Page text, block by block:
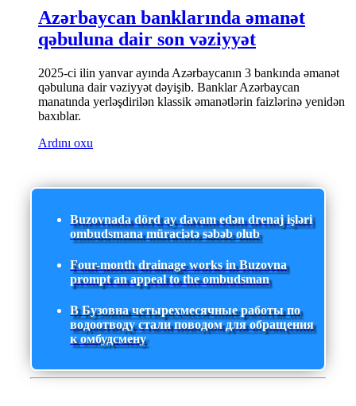
Azərbaycan banklarında əmanət
qəbuluna dair son vəziyyət
2025-ci ilin yanvar ayında Azərbaycanın 3 bankında əmanət
qəbuluna dair vəziyyət dəyişib. Banklar Azərbaycan
manatında yerləşdirilən klassik əmanətlərin faizlərinə yenidən
baxıblar.
Ardını oxu
Buzovnada dörd ay davam edən drenaj işləri
ombudsmana müraciətə səbəb olub
Four-month drainage works in Buzovna
prompt an appeal to the ombudsman
В Бузовна четырехмесячные работы по
водоотводу стали поводом для обращения
к омбудсмену